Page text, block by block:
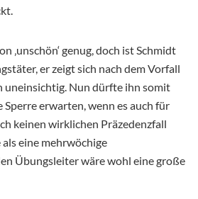
‚unschön‘ genug, doch ist Schmidt
er zeigt sich nach dem Vorfall
uneinsichtig. Nun dürfte ihn somit
erwarten, wenn es auch für
keinen wirklichen Präzedenzfall
eine mehrwöchige
Übungsleiter wäre wohl eine große